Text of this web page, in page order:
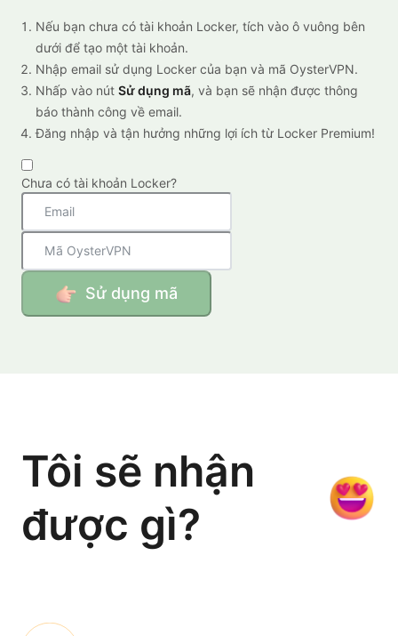
Nếu bạn chưa có tài khoản Locker, tích vào ô vuông bên
dưới để tạo một tài khoản.
Nhập email sử dụng Locker của bạn và mã OysterVPN.
Nhấp vào nút Sử dụng mã, và bạn sẽ nhận được thông
báo thành công về email.
Đăng nhập và tận hưởng những lợi ích từ Locker Premium!
Chưa có tài khoản Locker?
Sử dụng mã
Tôi sẽ nhận
được gì?